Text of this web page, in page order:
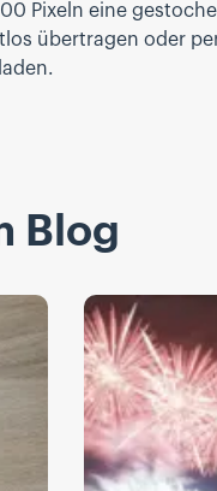
Pixeln eine
übertragen oder
Blog